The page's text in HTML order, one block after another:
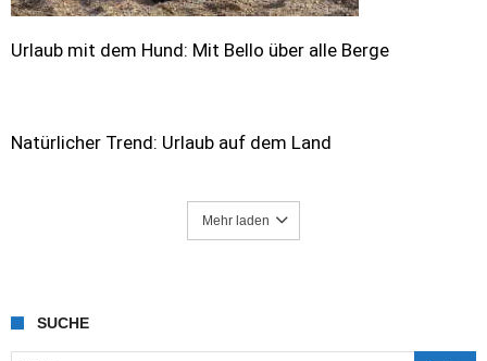
Urlaub mit dem Hund: Mit Bello über alle Berge
Natürlicher Trend: Urlaub auf dem Land
Mehr laden
SUCHE
Suche nach: